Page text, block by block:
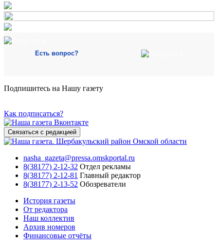
Есть вопрос?
Подпишитесь на Нашу газету
Как подписаться?
Связаться с редакцией
nasha_gazeta@pressa.omskportal.ru
8(38177) 2-12-32 Отдел рекламы
8(38177) 2-12-81 Главный редактор
8(38177) 2-13-52 Обозреватели
История газеты
От редактора
Наш коллектив
Архив номеров
Финансовые отчёты